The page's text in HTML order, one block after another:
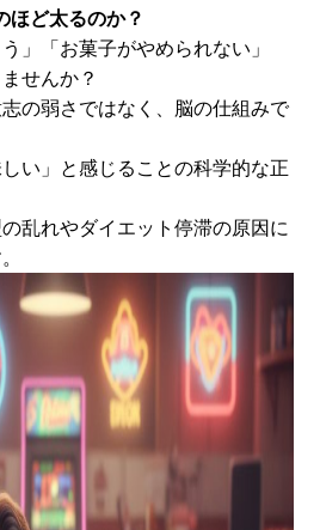
ほど太るのか？
」「お菓子がやめられない」
せんか？
の弱さではなく、脳の仕組みで
い」と感じることの科学的な正
乱れやダイエット停滞の原因に